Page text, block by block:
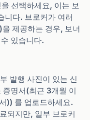
선택하세요, 이는 보
니다. 브로커가 여러
제공하는 경우, 보너
있습니다.
발행 사진이 있는 신
명서(최근 3개월 이
)) 를 업로드하세요.
되지만, 일부 브로커